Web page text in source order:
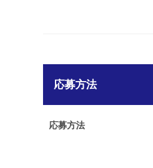
応募方法
応募方法